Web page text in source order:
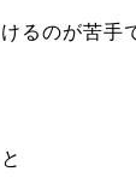
るのが苦手